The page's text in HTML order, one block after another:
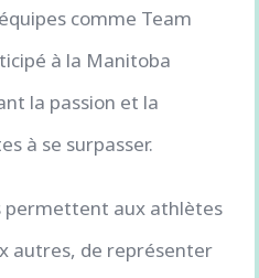
comme Team
à la Manitoba
la passion et la
à se surpasser.
permettent aux athlètes
autres, de représenter